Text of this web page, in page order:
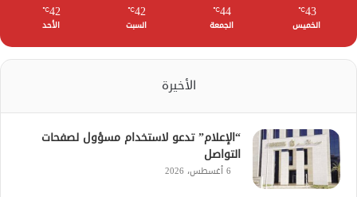
43
℃
الخميس
44
℃
الجمعة
42
℃
السبت
42
℃
الأحد
الأخيرة
“الإعلام” تدعو لاستخدام مسؤول لصفحات
التواصل
6 أغسطس، 2026